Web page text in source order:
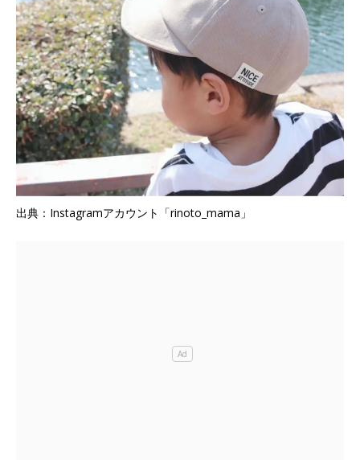
出典：Instagramアカウント「rinoto_mama」